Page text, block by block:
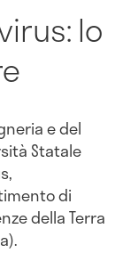
lo
e del
Statale
di
della Terra